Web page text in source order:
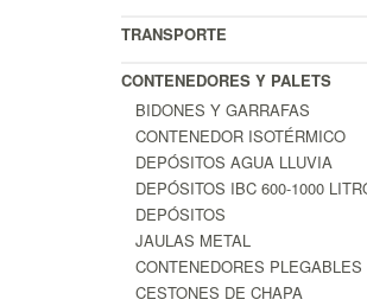
TRANSPORTE
CONTENEDORES Y PALETS
BIDONES Y GARRAFAS
CONTENEDOR ISOTÉRMICO
DEPÓSITOS AGUA LLUVIA
DEPÓSITOS IBC 600-1000
DEPÓSITOS
JAULAS METAL
CONTENEDORES PLEGABLES
CESTONES DE CHAPA